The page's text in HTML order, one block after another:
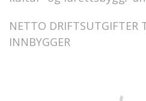
NETTO DRIFTSUTGIFTER
INNBYGGER